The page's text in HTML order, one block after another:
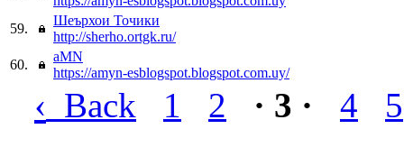
59.
Шеърхои Точики
http://sherho.ortgk.ru/
60.
aMN
https://amyn-esblogspot.blogspot.com.uy/
‹ Back 1 2 · 3 · 4 5